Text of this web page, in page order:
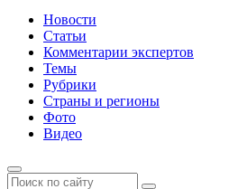
Новости
Статьи
Комментарии экспертов
Темы
Рубрики
Страны и регионы
Фото
Видео